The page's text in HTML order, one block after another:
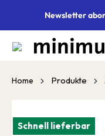
springenNewsletter
Home Produkte
Schnell lieferbar